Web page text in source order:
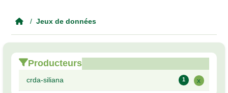
Jeux de données
Producteurs
crda-siliana 1 x